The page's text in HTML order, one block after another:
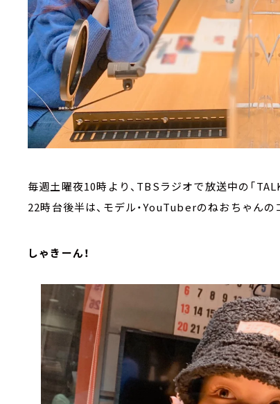
毎週土曜夜10時より、TBSラジオで放送中の「
22時台後半は、モデル・YouTuberのねおちゃんの
しゃきーん！